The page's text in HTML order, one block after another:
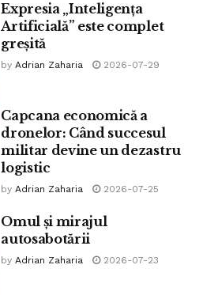
Expresia „Inteligența
Artificială” este complet
greșită
by Adrian Zaharia 2026-07-29
Capcana economică a
dronelor: Când succesul
militar devine un dezastru
logistic
by Adrian Zaharia 2026-07-25
Omul și mirajul
autosabotării
by Adrian Zaharia 2026-07-23